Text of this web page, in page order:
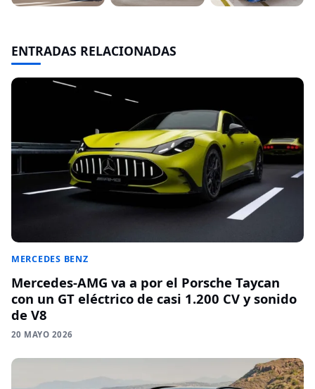
ENTRADAS RELACIONADAS
MERCEDES BENZ
Mercedes-AMG va a por el Porsche Taycan
con un GT eléctrico de casi 1.200 CV y sonido
de V8
20 MAYO 2026